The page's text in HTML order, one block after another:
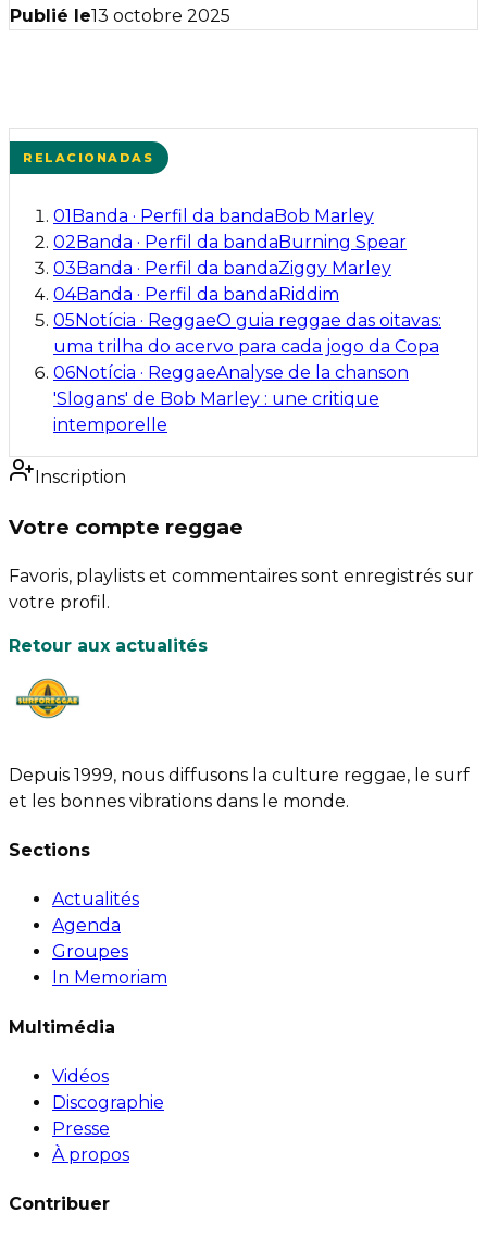
Publié le13 octobre 2025
RELACIONADAS
01 Banda · Perfil da banda Bob Marley
02 Banda · Perfil da banda Burning Spear
03 Banda · Perfil da bandaZiggy Marley
04Banda · Perfil da banda Riddim
05 Notícia · ReggaeO guia reggae das oitavas:
uma trilha do acervo para cada jogo da Copa
06Notícia · ReggaeAnalyse de la chanson
'Slogans' de Bob Marley : une critique
intemporelle
Inscription
Votre compte reggae
Favoris, playlists et commentaires sont enregistrés sur
votre profil.
Retour aux actualités
Depuis 1999, nous diffusons la culture reggae, le surf
et les bonnes vibrations dans le monde.
Sections
Actualités
Agenda
Groupes
In Memoriam
Multimédia
Vidéos
Discographie
Presse
À propos
Contribuer